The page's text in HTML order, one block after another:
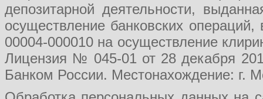
депозитарной деятельности,
осуществление банковских
00004-000010 на осуществление
Лицензия № 045-01 от 28 декабря
Банком России. Местонахождение: г.